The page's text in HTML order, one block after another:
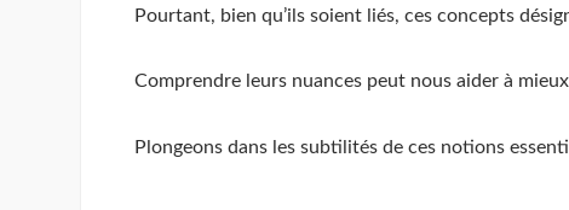
Pourtant, bien qu’ils soient liés, ces concepts
Comprendre leurs nuances peut nous aider à
Plongeons dans les subtilités de ces notions